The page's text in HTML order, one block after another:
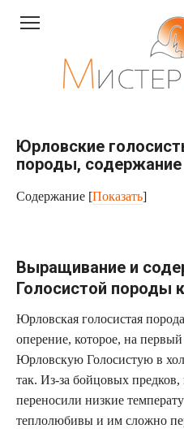
Юрловские
породы, содержание
Содержание [Показать]
Выращивание и
Голосистой породы
Юрловская голосистая
оперение, которое, на
Юрловскую Голосистую в
так. Из-за бойцовых
переносили низкие
теплолюбивы и им сложно